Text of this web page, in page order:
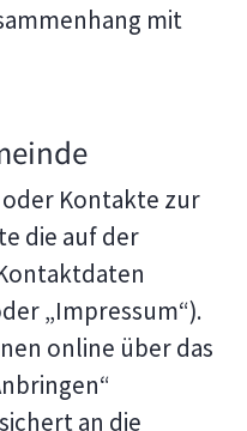
mit
Kontakte zur
die auf der
„Impressum“).
online über das
an die